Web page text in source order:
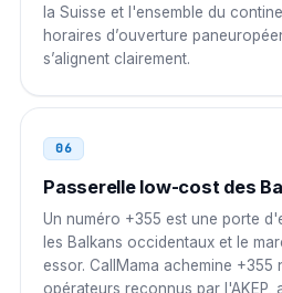
la Suisse et l'ensemble du
horaires d’ouverture
s’alignent clairement.
06
Passerelle low-cost des
Un numéro +355 est une porte
les Balkans occidentaux et le
essor. CallMama achemine +355
opérateurs reconnus par l'AKEP,